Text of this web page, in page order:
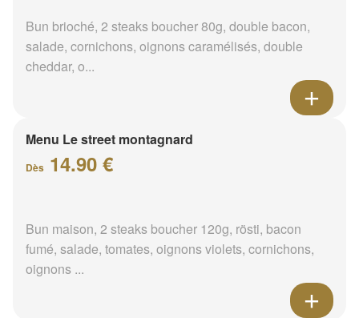
Bun brioché, 2 steaks boucher 80g, double bacon,
salade, cornichons, oignons caramélisés, double
cheddar, o...
Menu Le street montagnard
Dès 14.90 €
Bun maison, 2 steaks boucher 120g, rösti, bacon
fumé, salade, tomates, oignons violets, cornichons,
oignons ...